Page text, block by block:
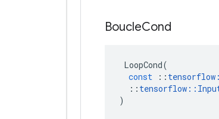
BoucleCond
LoopCond(
const
:: tensorflow
:: tensorflow ::
)